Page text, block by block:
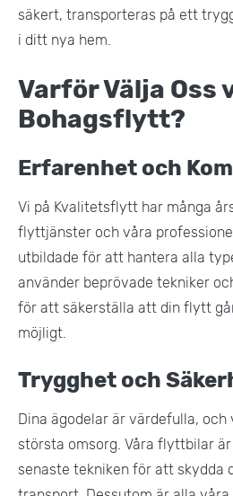
säkert, transporteras på ett
i ditt nya hem​.
Varför Välja Oss
Bohagsflytt?
Erfarenhet och
Vi på Kvalitetsflytt har många
flyttjänster och våra
utbildade för att hantera alla
använder beprövade tekniker
för att säkerställa att din flytt
möjligt​.
Trygghet och
Dina ägodelar är värdefulla, och
största omsorg. Våra flyttbilar
senaste tekniken för att skydda